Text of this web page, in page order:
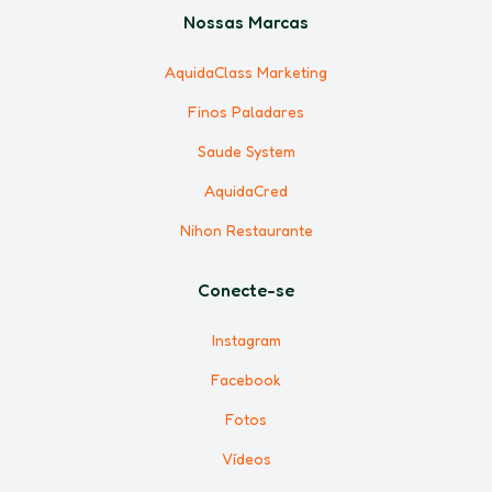
Nossas Marcas
AquidaClass Marketing
Finos Paladares
Saude System
AquidaCred
Nihon Restaurante
Conecte-se
Instagram
Facebook
Fotos
Vídeos